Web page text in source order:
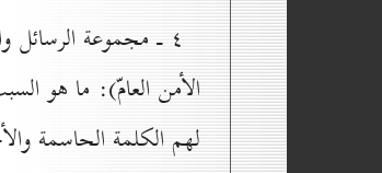
٤ ـ مجموعة الرسائل
الأمن العامّ): ما هو
لهم الكلمة الحاسمة